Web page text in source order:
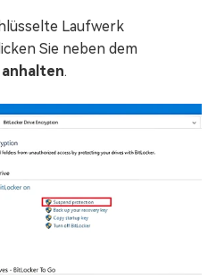
Laufwerk
Sie neben dem
.